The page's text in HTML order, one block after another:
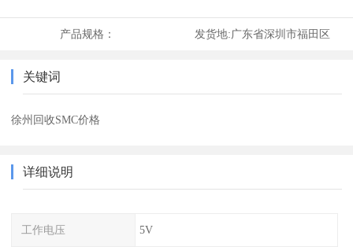
产品规格： 发货地:广东省深圳市福田区
关键词
徐州回收SMC价格
详细说明
工作电压 5V